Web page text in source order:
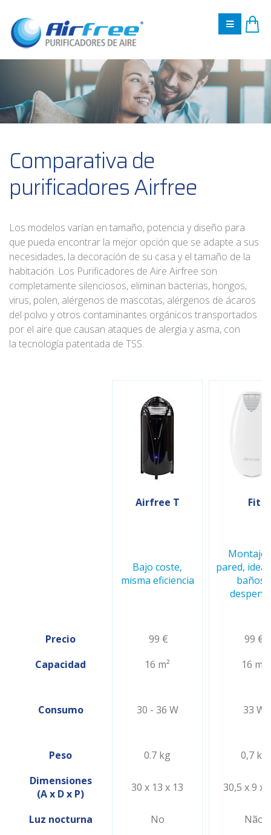
Comparativa de
purificadores Airfree
Los modelos varían en tamaño, potencia y diseño para
que pueda encontrar la mejor opción que se adapte a sus
necesidades, la decoración de su casa y el tamaño de la
habitación. Los Purificadores de Aire Airfree son
completamente silenciosos, eliminan bacterias, hongos,
virus, polen, alérgenos de mascotas, alérgenos de ácaros
del polvo y otros contaminantes orgánicos transportados
por el aire que causan ataques de alergia y asma, con
la tecnología patentada de TSS.
Airfree T Fit
Bajo coste,
misma eficiencia
Montaje
pared,
baños
Precio 99 €
99 €
Capacidad
16 m² 16 m²
Consumo 30 - 36 W 33 W
Peso 0.7 kg
0,7 kg
Dimensiones
(A x D x P)
30 x 13 x 13 30,5 x 9 x
Luz nocturna No Não